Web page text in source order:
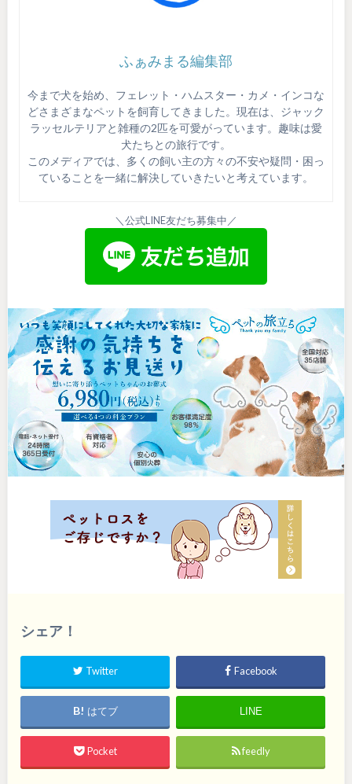
ふぁみまる編集部
今まで犬を始め、フェレット・ハムスター・カメ・インコな
どさまざまなペットを飼育してきました。現在は、ジャック
ラッセルテリアと雑種の2匹を可愛がっています。趣味は愛
犬たちとの旅行です。
このメディアでは、多くの飼い主の方々の不安や疑問・困っ
ていることを一緒に解決していきたいと考えています。
＼公式LINE友だち募集中／
シェア！
Twitter Facebook
はてブ LINE
Pocket feedly